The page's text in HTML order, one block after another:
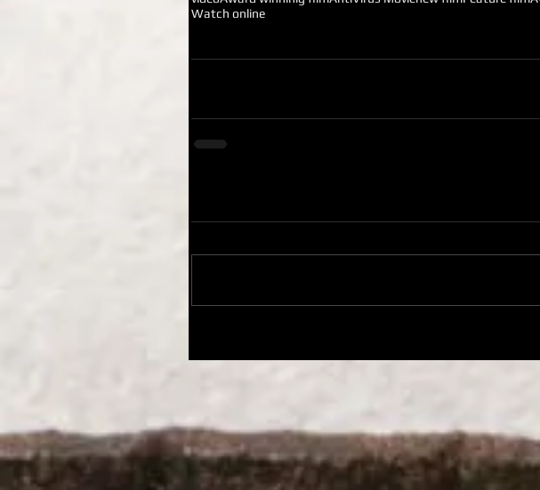
Watch online